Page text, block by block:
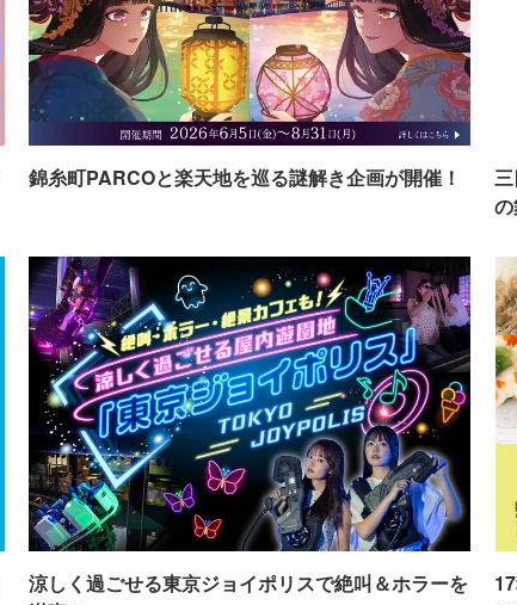
錦糸町PARCOと楽天地を巡る謎解き企画が開催！
涼しく過ごせる東京ジョイポリスで絶叫＆ホラーを